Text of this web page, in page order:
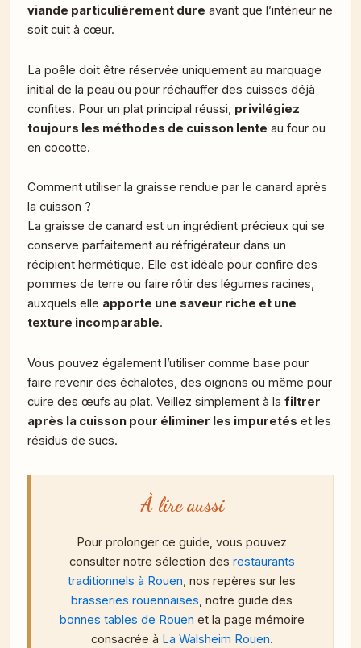
viande particulièrement dure avant que l’intérieur ne
soit cuit à cœur.
La poêle doit être réservée uniquement au marquage
initial de la peau ou pour réchauffer des cuisses déjà
confites. Pour un plat principal réussi, privilégiez
toujours les méthodes de cuisson lente au four ou
en cocotte.
Comment utiliser la graisse rendue par le canard après
la cuisson ?
La graisse de canard est un ingrédient précieux qui se
conserve parfaitement au réfrigérateur dans un
récipient hermétique. Elle est idéale pour confire des
pommes de terre ou faire rôtir des légumes racines,
auxquels elle apporte une saveur riche et une
texture incomparable.
Vous pouvez également l’utiliser comme base pour
faire revenir des échalotes, des oignons ou même pour
cuire des œufs au plat. Veillez simplement à la filtrer
après la cuisson pour éliminer les impuretés et les
résidus de sucs.
À lire aussi
Pour prolonger ce guide, vous pouvez
consulter notre sélection des restaurants
traditionnels à Rouen, nos repères sur les
brasseries rouennaises, notre guide des
bonnes tables de Rouen et la page mémoire
consacrée à La Walsheim Rouen.